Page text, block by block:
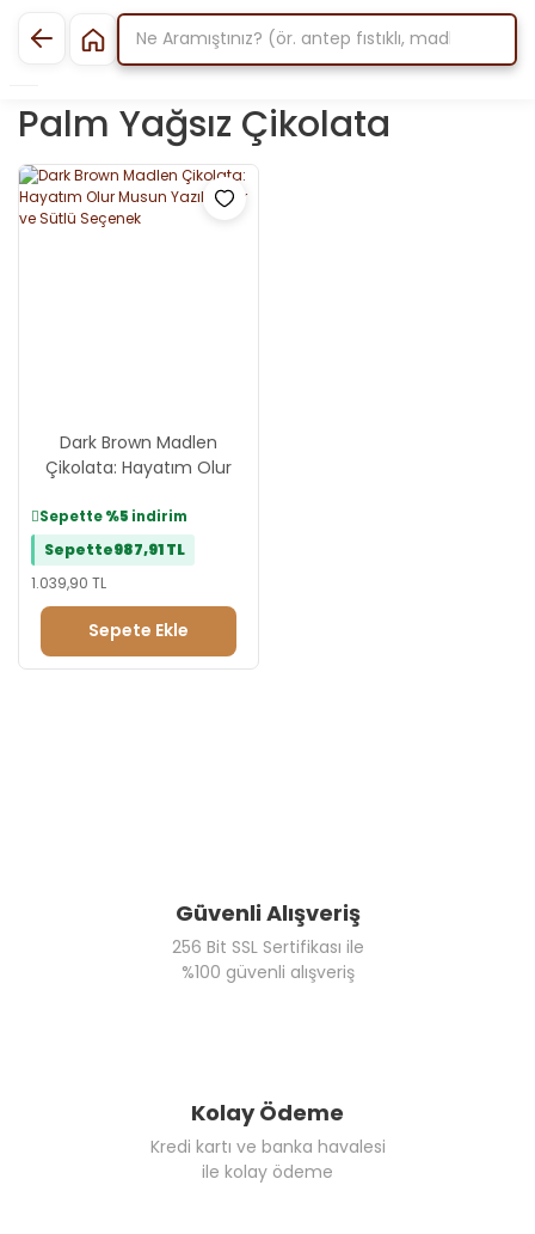
Palm Yağsız Çikolata
Dark Brown Madlen
Çikolata: Hayatım Olur
Sütlü Seçenek
Sepette%5 indirim
Sepette987,91 TL
1.039,90 TL
Sepete Ekle
Güvenli Alışveriş
256 Bit SSL Sertifikası ile
%100 güvenli alışveriş
Kolay Ödeme
Kredi kartı ve banka havalesi
ile kolay ödeme